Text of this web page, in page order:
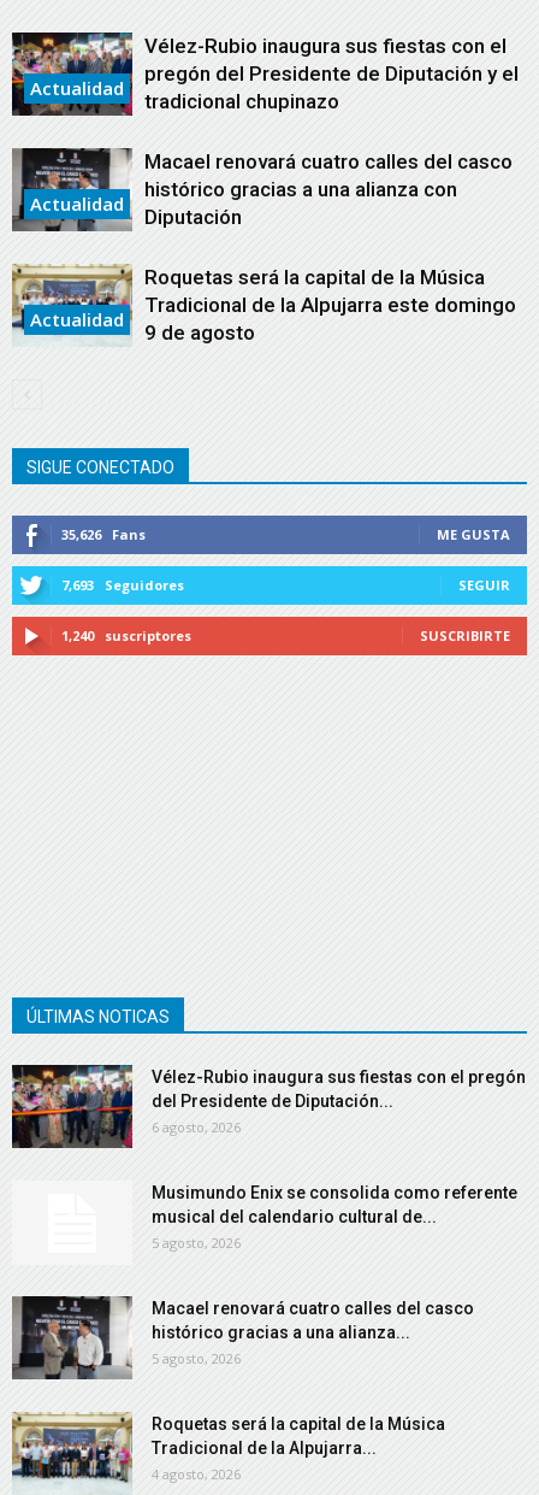
Actualidad
Vélez-Rubio inaugura sus fiestas con el
pregón del Presidente de Diputación y el
tradicional chupinazo
Actualidad
Macael renovará cuatro calles del casco
histórico gracias a una alianza con
Diputación
Actualidad
Roquetas será la capital de la Música
Tradicional de la Alpujarra este domingo
9 de agosto
SIGUE CONECTADO
35,626 Fans ME GUSTA
7,693 Seguidores SEGUIR
1,240 suscriptores SUSCRIBIRTE
ÚLTIMAS NOTICAS
Vélez-Rubio inaugura sus fiestas con el pregón
del Presidente de Diputación...
6 agosto, 2026
Musimundo Enix se consolida como referente
musical del calendario cultural de...
5 agosto, 2026
Macael renovará cuatro calles del casco
histórico gracias a una alianza...
5 agosto, 2026
Roquetas será la capital de la Música
Tradicional de la Alpujarra...
4 agosto, 2026